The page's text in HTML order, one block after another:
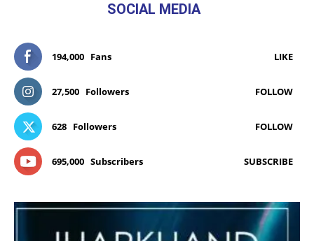
SOCIAL MEDIA
194,000 Fans LIKE
27,500 Followers FOLLOW
628 Followers FOLLOW
695,000 Subscribers SUBSCRIBE